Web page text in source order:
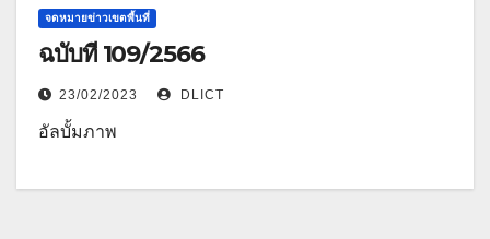
จดหมายข่าวเขตพื้นที่
ฉบับที่ 109/2566
23/02/2023 DLICT
อัลบั้มภาพ